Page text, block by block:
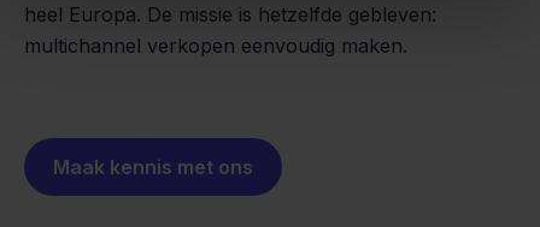
heel Europa. De missie is hetzelfde gebleven:
multichannel verkopen eenvoudig maken.
Maak kennis met ons